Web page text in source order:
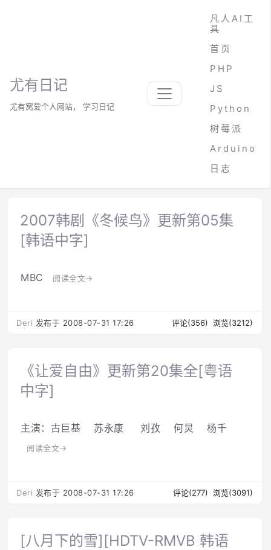
尤有日记
尤有窝爱个人网站， 学习日记
凡人AI工
具
首页
PHP
JS
Python
树莓派
Arduino
日志
2007韩剧《冬候鸟》更新第05集
[韩语中字]
MBC 阅读全文→
Deri 发布于 2008-07-31 17:26 评论(356) 浏览(3212)
《让爱自由》更新第20集全[粤语
中字]
主演：古巨基 苏永康 刘孜 何炅 杨千
阅读全文→
Deri 发布于 2008-07-31 17:26 评论(277) 浏览(3091)
[八月下的雪][HDTV-RMVB 韩语